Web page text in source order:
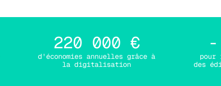
220 000 €
d'économies annuelles grâce à
la digitalisation
des